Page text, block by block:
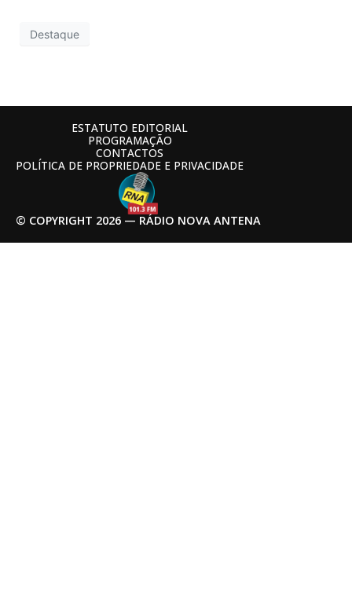
Destaque
© COPYRIGHT 2026 — RÁDIO NOVA ANTENA
ESTATUTO EDITORIAL
PROGRAMAÇÃO
CONTACTOS
POLÍTICA DE PROPRIEDADE E PRIVACIDADE